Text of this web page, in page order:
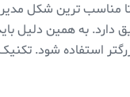
تا مناسب ترین
دارد. به همین دلیل
استفاده شود.